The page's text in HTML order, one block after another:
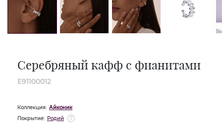
Серебряный кафф с фианитами
E91100012
Коллекция: Айконик
Покрытие: Родий